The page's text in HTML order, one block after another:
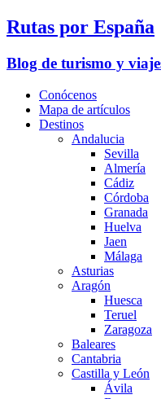
Rutas por España
Blog de turismo y
Conócenos
Mapa de artículos
Destinos
Andalucia
Sevilla
Almería
Cádiz
Córdoba
Granada
Huelva
Jaen
Málaga
Asturias
Aragón
Huesca
Teruel
Zaragoza
Baleares
Cantabria
Castilla y León
Ávila